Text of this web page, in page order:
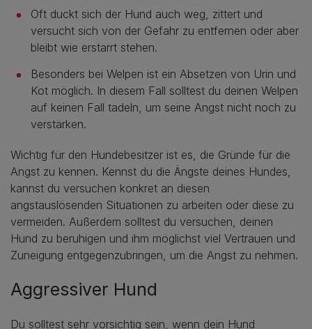
Oft duckt sich der Hund auch weg, zittert und
versucht sich von der Gefahr zu entfernen oder aber
bleibt wie erstarrt stehen.
Besonders bei Welpen ist ein Absetzen von Urin und
Kot möglich. In diesem Fall solltest du deinen Welpen
auf keinen Fall tadeln, um seine Angst nicht noch zu
verstärken.
Wichtig für den Hundebesitzer ist es, die Gründe für die
Angst zu kennen. Kennst du die Ängste deines Hundes,
kannst du versuchen konkret an diesen
angstauslösenden Situationen zu arbeiten oder diese zu
vermeiden. Außerdem solltest du versuchen, deinen
Hund zu beruhigen und ihm möglichst viel Vertrauen und
Zuneigung entgegenzubringen, um die Angst zu nehmen.
Aggressiver Hund
Du solltest sehr vorsichtig sein, wenn dein Hund